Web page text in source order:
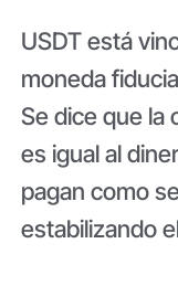
USDT está
moneda
Se dice que la
es igual al
pagan como
estabilizando